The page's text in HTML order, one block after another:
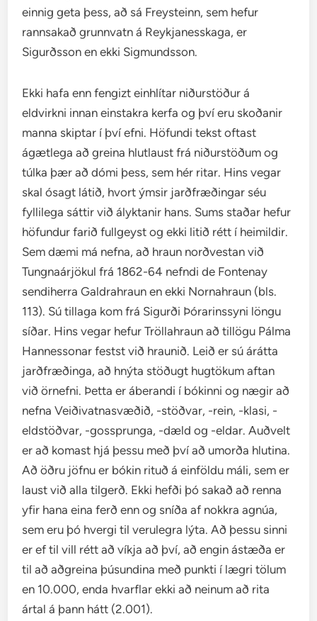
einnig geta þess, að sá Freysteinn, sem hefur
rannsakað grunnvatn á Reykjanesskaga, er
Sigurðsson en ekki Sigmundsson.
Ekki hafa enn fengizt einhlítar niðurstöður á
eldvirkni innan einstakra kerfa og því eru skoðanir
manna skiptar í því efni. Höfundi tekst oftast
ágætlega að greina hlutlaust frá niðurstöðum og
túlka þær að dómi þess, sem hér ritar. Hins vegar
skal ósagt látið, hvort ýmsir jarðfræðingar séu
fyllilega sáttir við ályktanir hans. Sums staðar hefur
höfundur farið fullgeyst og ekki litið rétt í heimildir.
Sem dæmi má nefna, að hraun norðvestan við
Tungnaárjökul frá 1862-64 nefndi de Fontenay
sendiherra Galdrahraun en ekki Nornahraun (bls.
113). Sú tillaga kom frá Sigurði Þórarinssyni löngu
síðar. Hins vegar hefur Tröllahraun að tillögu Pálma
Hannessonar festst við hraunið. Leið er sú árátta
jarðfræðinga, að hnýta stöðugt hugtökum aftan
við örnefni. Þetta er áberandi í bókinni og nægir að
nefna Veiðivatnasvæðið, -stöðvar, -rein, -klasi, -
eldstöðvar, -gossprunga, -dæld og -eldar. Auðvelt
er að komast hjá þessu með því að umorða hlutina.
Að öðru jöfnu er bókin rituð á einföldu máli, sem er
laust við alla tilgerð. Ekki hefði þó sakað að renna
yfir hana eina ferð enn og sníða af nokkra agnúa,
sem eru þó hvergi til verulegra lýta. Að þessu sinni
er ef til vill rétt að víkja að því, að engin ástæða er
til að aðgreina þúsundina með punkti í lægri tölum
en 10.000, enda hvarflar ekki að neinum að rita
ártal á þann hátt (2.001).